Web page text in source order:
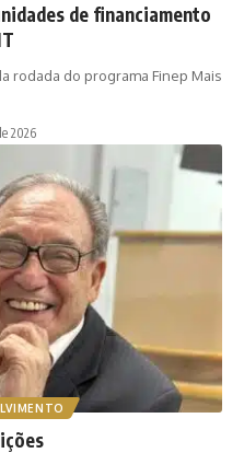
de financiamento
rodada do programa Finep Mais
2026